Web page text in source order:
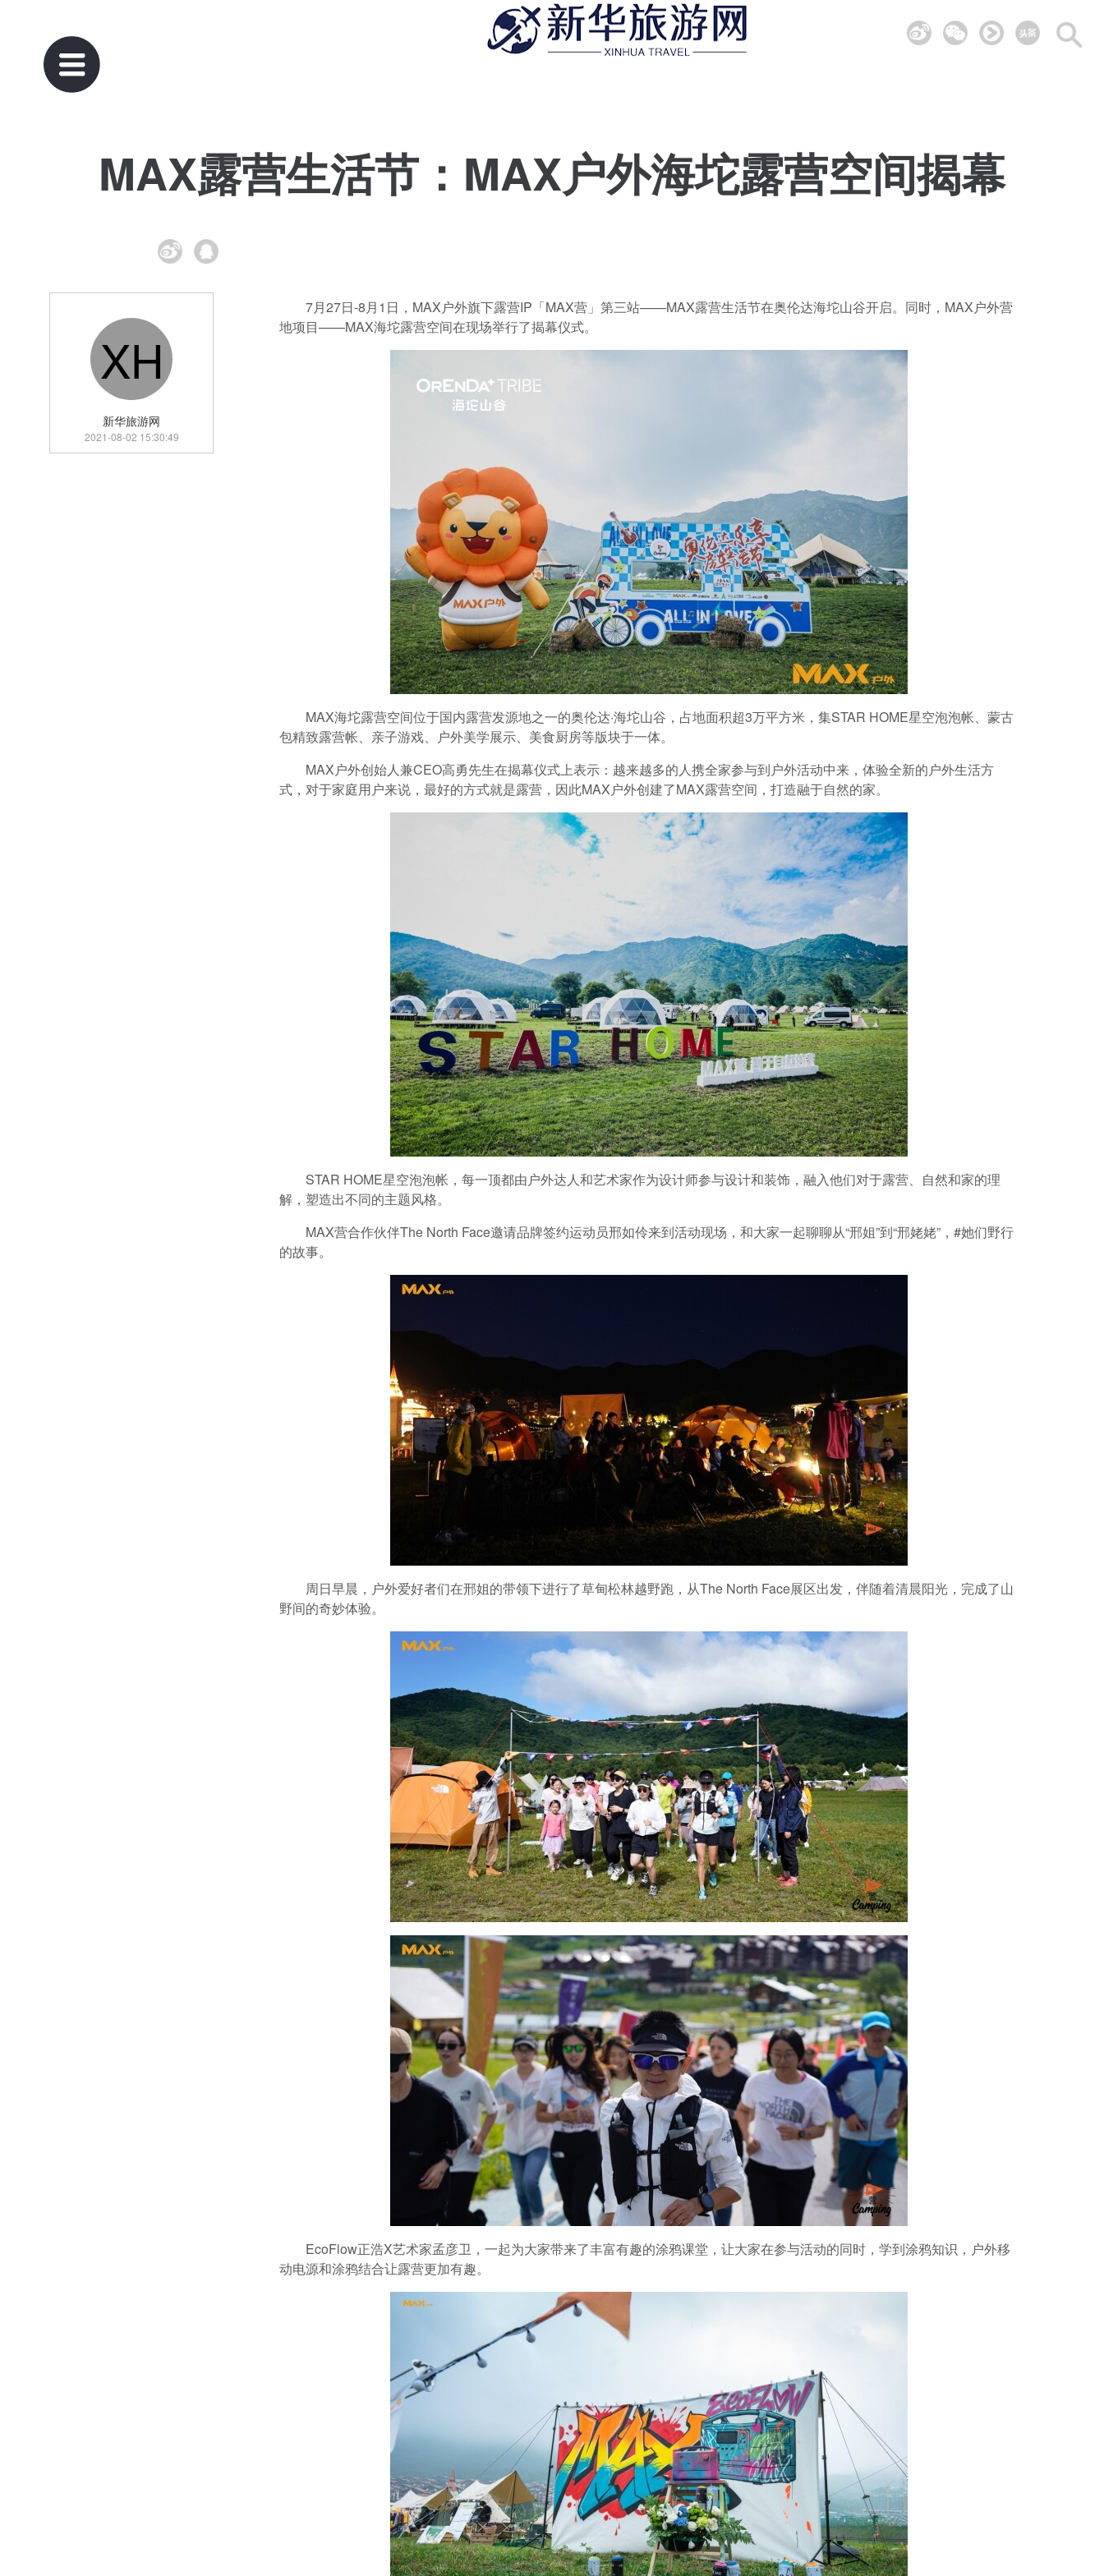
MAX露营生活节：MAX户外海坨露营空间揭幕
XH
新华旅游网
2021-08-02 15:30:49
7月27日-8月1日，MAX户外旗下露营IP「MAX营」第三站——MAX露营生活节在奥伦达海坨山谷开启。同时，MAX户外营
地项目——MAX海坨露营空间在现场举行了揭幕仪式。
MAX海坨露营空间位于国内露营发源地之一的奥伦达·海坨山谷，占地面积超3万平方米，集STAR HOME星空泡泡帐、蒙古
包精致露营帐、亲子游戏、户外美学展示、美食厨房等版块于一体。
MAX户外创始人兼CEO高勇先生在揭幕仪式上表示：越来越多的人携全家参与到户外活动中来，体验全新的户外生活方
式，对于家庭用户来说，最好的方式就是露营，因此MAX户外创建了MAX露营空间，打造融于自然的家。
STAR HOME星空泡泡帐，每一顶都由户外达人和艺术家作为设计师参与设计和装饰，融入他们对于露营、自然和家的理
解，塑造出不同的主题风格。
MAX营合作伙伴The North Face邀请品牌签约运动员邢如伶来到活动现场，和大家一起聊聊从“邢姐”到“邢姥姥”，#她们野行
的故事。
周日早晨，户外爱好者们在邢姐的带领下进行了草甸松林越野跑，从The North Face展区出发，伴随着清晨阳光，完成了山
野间的奇妙体验。
EcoFlow正浩X艺术家孟彦卫，一起为大家带来了丰富有趣的涂鸦课堂，让大家在参与活动的同时，学到涂鸦知识，户外移
动电源和涂鸦结合让露营更加有趣。